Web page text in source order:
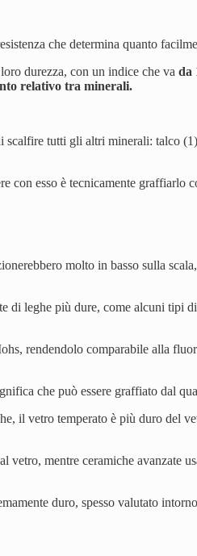
che determina quanto
durezza, con un indice che va da
relativo tra minerali.
scalfire tutti gli altri minerali: talco
con esso è tecnicamente graffiarlo
molto in basso sulla
leghe più dure, come alcuni tipi
rendendolo comparabile alla
che può essere graffiato dal
il vetro temperato è più duro del
mentre ceramiche avanzate
duro, spesso valutato